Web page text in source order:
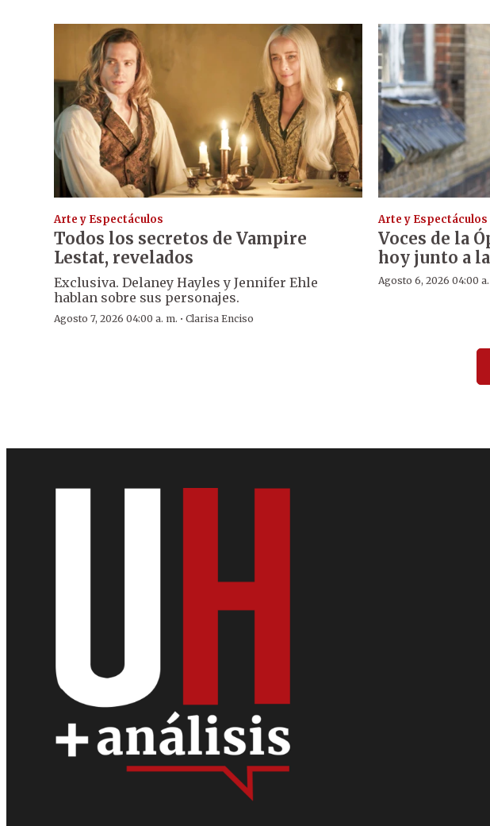
Arte y Espectáculos
Todos los secretos de Vampire
Lestat, revelados
Exclusiva. Delaney Hayles y Jennifer Ehle
hablan sobre sus personajes.
Agosto 7, 2026 04:00 a. m. · Clarisa Enciso
Arte y Espectáculos
Voces de la
hoy junto a la
Agosto 6, 2026 04:00